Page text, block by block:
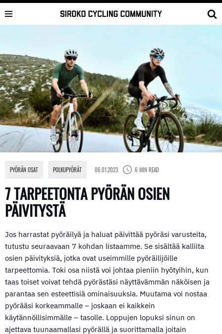
Skip
7 TARPEETONTA PYÖRÄN OSIEN
PÄIVITYSTÄ
PYÖRÄN OSAT POLKUPYÖRÄT 06.01.2023 6 MIN READ
Jos harrastat pyöräilyä ja haluat päivittää pyöräsi varusteita,
tutustu seuraavaan 7 kohdan listaamme. Se sisältää kalliita
osien päivityksiä, jotka ovat useimmille pyöräilijöille
tarpeettomia. Toki osa niistä voi johtaa pieniin hyötyihin, kun
taas toiset voivat tehdä pyörästäsi näyttävämmän näköisen ja
parantaa sen esteettisiä ominaisuuksia. Muutama voi nostaa
pyörääsi korkeammalle – joskaan ei kaikkein
käytännöllisimmälle – tasolle. Loppujen lopuksi sinun on
ajettava tuunaamallasi pyörällä ja suorittamalla joitain